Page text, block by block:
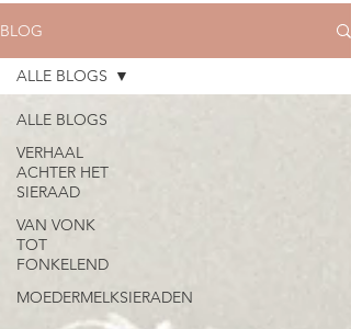
BLOG
ALLE BLOGS
VERHAAL
ACHTER HET
SIERAAD
VAN VONK
TOT
FONKELEND
MOEDERMELKSIERADEN
ALLE BLOGS